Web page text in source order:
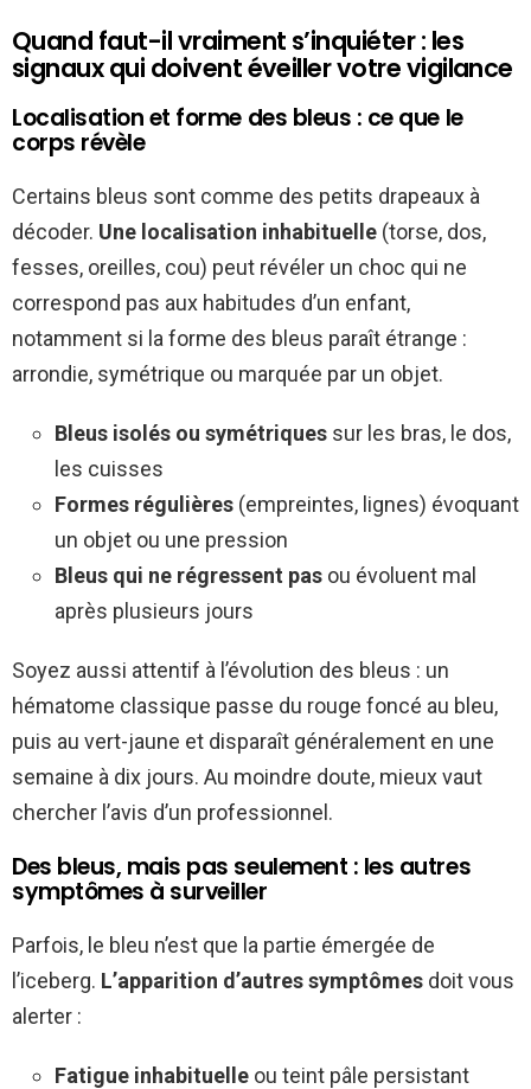
Quand faut-il vraiment s’inquiéter : les
signaux qui doivent éveiller votre vigilance
Localisation et forme des bleus : ce que le
corps révèle
Certains bleus sont comme des petits drapeaux à
décoder. Une localisation inhabituelle (torse, dos,
fesses, oreilles, cou) peut révéler un choc qui ne
correspond pas aux habitudes d’un enfant,
notamment si la forme des bleus paraît étrange :
arrondie, symétrique ou marquée par un objet.
Bleus isolés ou symétriques sur les bras, le dos,
les cuisses
Formes régulières (empreintes, lignes) évoquant
un objet ou une pression
Bleus qui ne régressent pas ou évoluent mal
après plusieurs jours
Soyez aussi attentif à l’évolution des bleus : un
hématome classique passe du rouge foncé au bleu,
puis au vert-jaune et disparaît généralement en une
semaine à dix jours. Au moindre doute, mieux vaut
chercher l’avis d’un professionnel.
Des bleus, mais pas seulement : les autres
symptômes à surveiller
Parfois, le bleu n’est que la partie émergée de
l’iceberg. L’apparition d’autres symptômes doit vous
alerter :
Fatigue inhabituelle ou teint pâle persistant